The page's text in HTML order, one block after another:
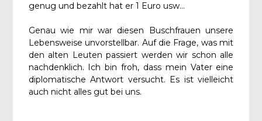
genug und bezahlt hat er 1 Euro usw…
Genau wie mir war diesen Buschfrauen unsere
Lebensweise unvorstellbar. Auf die Frage, was mit
den alten Leuten passiert werden wir schon alle
nachdenklich. Ich bin froh, dass mein Vater eine
diplomatische Antwort versucht. Es ist vielleicht
auch nicht alles gut bei uns.